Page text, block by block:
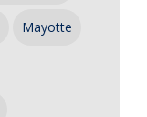
Mayotte